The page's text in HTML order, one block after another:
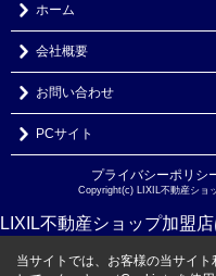
ホーム
会社概要
お問い合わせ
PCサイト
プライバシーポリシ
Copyright(c) LIXIL不動産ショ
LIXIL不動産ショップ加盟
当サイトでは、お客様の当サイ